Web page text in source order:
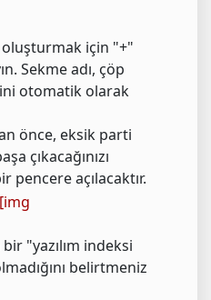
oluşturmak için "+"
Sekme adı, çöp
otomatik olarak
önce, eksik parti
çıkacağınızı
açılacaktır.
"yazılım indeksi
belirtmeniz